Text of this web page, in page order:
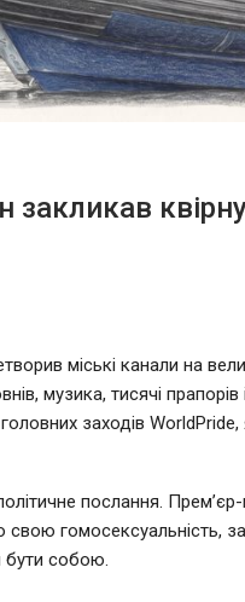
закликав
міські канали на
музика, тисячі прапорів
заходів WorldPride,
послання. Прем’єр-
свою гомосексуальність,
бути собою.